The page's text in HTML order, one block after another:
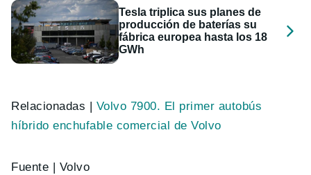
Tesla triplica sus planes de
producción de baterías su
fábrica europea hasta los 18
GWh
Relacionadas | Volvo 7900. El primer autobús
híbrido enchufable comercial de Volvo
Fuente | Volvo